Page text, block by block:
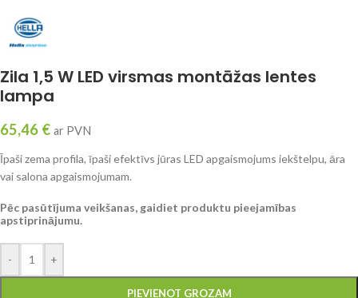
Zila 1,5 W LED virsmas montāžas lentes
lampa
65,46 € ar PVN
Īpaši zema profila, īpaši efektīvs jūras LED apgaismojums iekštelpu, āra
vai salona apgaismojumam.
Pēc pasūtījuma veikšanas, gaidiet produktu pieejamības
apstiprinājumu.
- +
PIEVIENOT GROZAM